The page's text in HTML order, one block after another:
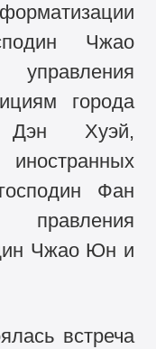
Чжао
управления
города
Дэн Хуэй,
Фан
правления
Чжао Юн и
встреча